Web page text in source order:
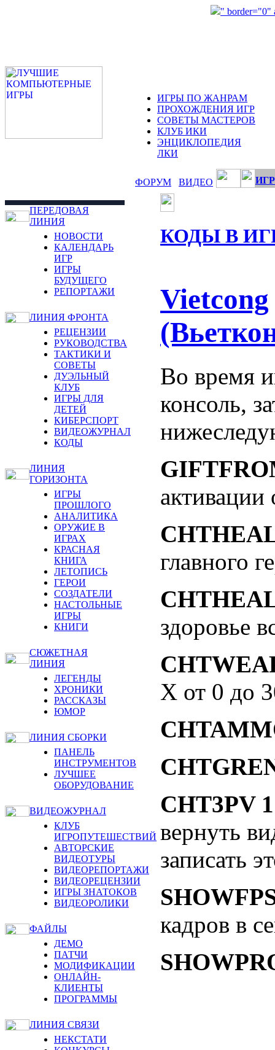
" border="0"
ИГРЫ ПО ЖАНРАМ
ПРОХОЖДЕНИЯ ИГР
СОВЕТЫ МАСТЕРОВ
КЛУБ ИКИ
ЭНЦИКЛОПЕДИЯ
ЛКИ
ФОРУМ ВИДЕО
ПЕРЕДОВАЯ
ЛИНИЯ
НОВОСТИ
КАЛЕНДАРЬ
ИГР
ИГРЫ
БУДУЩЕГО
РЕПОРТАЖИ
ЛИНИЯ ФРОНТА
РЕЦЕНЗИИ
РУКОВОДСТВА
ТАКТИКИ И
СОВЕТЫ
ДУЭЛЬНЫЙ
КЛУБ
ИГРЫ ДЛЯ
ДЕТЕЙ
КИБЕРСПОРТ
ВИДЕОЖУРНАЛ
КОДЫ
ЛИНИЯ
ГОРИЗОНТА
ИГРЫ
ПРОШЛОГО
АНАЛИТИКА
ОРУЖИЕ В
ИГРАХ
КРАСНАЯ
КНИГА
ЛЕТОПИСЬ
ГЕРОИ
СОЗДАТЕЛИ
НАСТОЛЬНЫЕ
ИГРЫ
КНИГИ
СЮЖЕТНАЯ
ЛИНИЯ
ЛЕГЕНДЫ
ХРОНИКИ
РАССКАЗЫ
ЮМОР
ЛИНИЯ СБОРКИ
ПАНЕЛЬ
ИНСТРУМЕНТОВ
ЛУЧШЕЕ
ОБОРУДОВАНИЕ
ВИДЕОЖУРНАЛ
КЛУБ
ИГРОПУТЕШЕСТВИЙ
АВТОРСКИЕ
ВИДЕОТУРЫ
ВИДЕОРЕПОРТАЖИ
ВИДЕОРЕЦЕНЗИИ
ИГРЫ ЗНАТОКОВ
ВИДЕОРОЛИКИ
ФАЙЛЫ
ДЕМО
ПАТЧИ
МОДИФИКАЦИИ
ОНЛАЙН-
КЛИЕНТЫ
ПРОГРАММЫ
ЛИНИЯ СВЯЗИ
НЕКСТАТИ
КОДЫ В
Vietcong
Во время
консоль,
активации
главного
здоровье
Х от 0 до
CHT3PV 1
вернуть
записать
кадров в